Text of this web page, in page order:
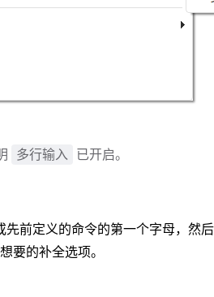
多行输入 已开启。
先前定义的命令的第一个字母，然
要的补全选项。